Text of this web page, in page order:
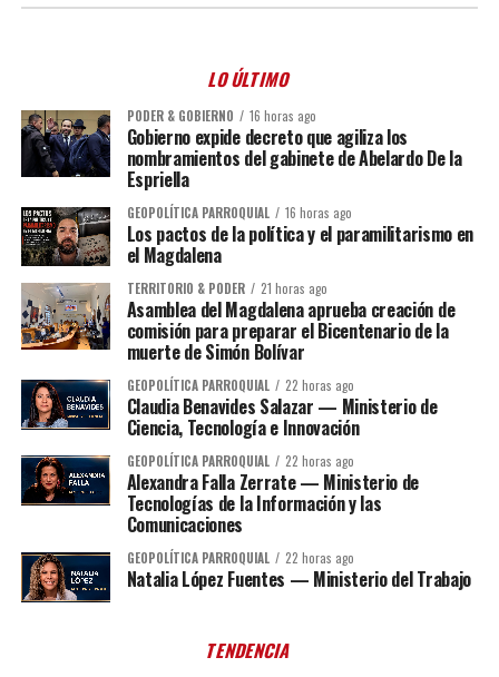
LO ÚLTIMO
PODER & GOBIERNO 16 horas ago
Gobierno expide decreto que agiliza los
nombramientos del gabinete de Abelardo De la
Espriella
GEOPOLÍTICA PARROQUIAL 16 horas ago
Los pactos de la política y el paramilitarismo en
el Magdalena
TERRITORIO & PODER 21 horas ago
Asamblea del Magdalena aprueba creación de
comisión para preparar el Bicentenario de la
muerte de Simón Bolívar
GEOPOLÍTICA PARROQUIAL 22 horas ago
Claudia Benavides Salazar — Ministerio de
Ciencia, Tecnología e Innovación
GEOPOLÍTICA PARROQUIAL 22 horas ago
Alexandra Falla Zerrate — Ministerio de
Tecnologías de la Información y las
Comunicaciones
GEOPOLÍTICA PARROQUIAL 22 horas ago
Natalia López Fuentes — Ministerio del Trabajo
TENDENCIA